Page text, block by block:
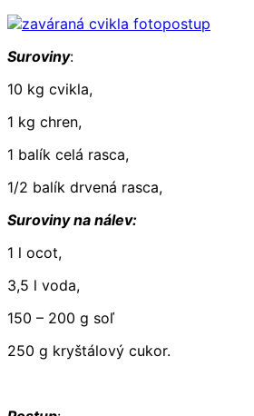
Suroviny:
10 kg cvikla,
1 kg chren,
1 balík celá rasca,
1/2 balík drvená rasca,
Suroviny na nálev:
1 l ocot,
3,5 l voda,
150 – 200 g soľ
250 g kryštálový cukor.